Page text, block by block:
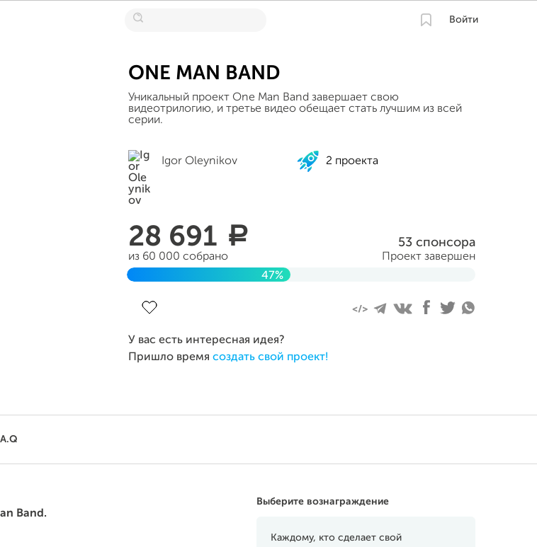
Войти
ONE MAN BAND
Уникальный проект One Man Band завершает свою
видеотрилогию, и третье видео обещает стать лучшим из всей
серии.
Igor Oleynikov 2 проекта
28 691 a
из 60 000 собрано
53 спонсора
Проект завершен
47%
У вас есть интересная идея?
Пришло время создать свой проект!
Выберите вознаграждение
Каждому, кто сделает свой
Band.